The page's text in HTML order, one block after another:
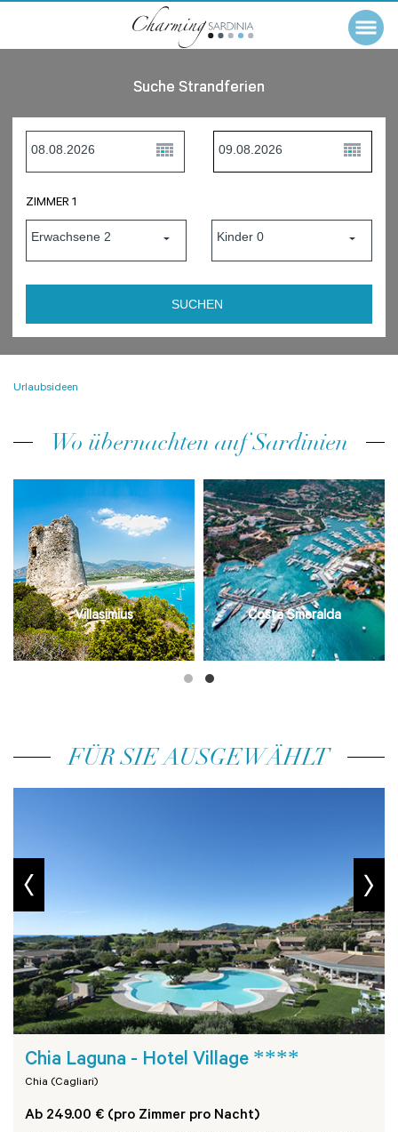
Suche Strandferien
ZIMMER 1
Urlaubsideen
Wo übernachten auf Sardinien
Villasimius Costa Smeralda
FÜR SIE AUSGEWÄHLT
Chia Laguna - Hotel Village ****
Chia (Cagliari)
Ab 249.00 € (pro Zimmer pro Nacht)